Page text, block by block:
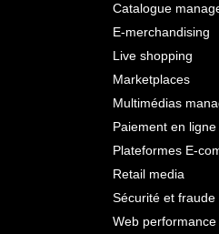
Catalogue
E-merchandising
Live shopping
Marketplaces
Multimédias
Paiement en ligne
Plateformes E-
Retail media
Sécurité et fraude
Web performance